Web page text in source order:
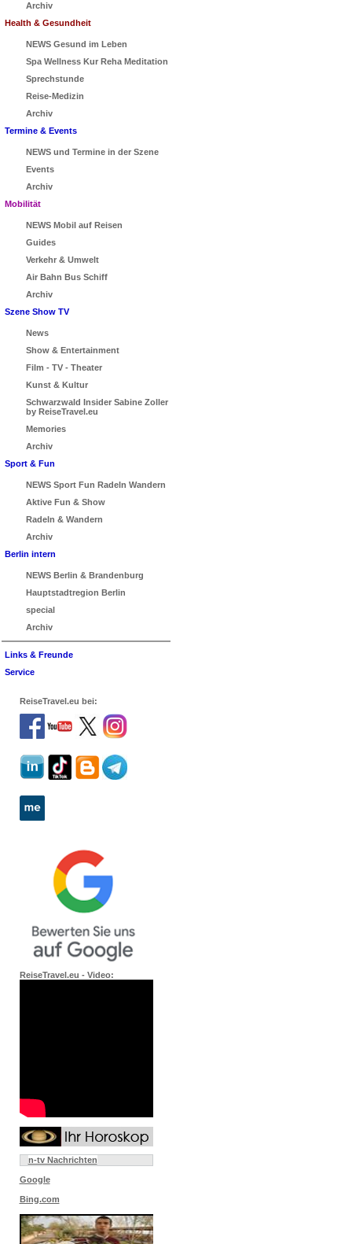
Archiv
Health & Gesundheit
NEWS Gesund im Leben
Spa Wellness Kur Reha Meditation
Sprechstunde
Reise-Medizin
Archiv
Termine & Events
NEWS und Termine in der Szene
Events
Archiv
Mobilität
NEWS Mobil auf Reisen
Guides
Verkehr & Umwelt
Air Bahn Bus Schiff
Archiv
Szene Show TV
News
Show & Entertainment
Film - TV - Theater
Kunst & Kultur
Schwarzwald Insider Sabine Zoller
by ReiseTravel.eu
Memories
Archiv
Sport & Fun
NEWS Sport Fun Radeln Wandern
Aktive Fun & Show
Radeln & Wandern
Archiv
Berlin intern
NEWS Berlin & Brandenburg
Hauptstadtregion Berlin
special
Archiv
Links & Freunde
Service
ReiseTravel.eu bei:
ReiseTravel.eu - Video:
n-tv Nachrichten
Google
Bing.com